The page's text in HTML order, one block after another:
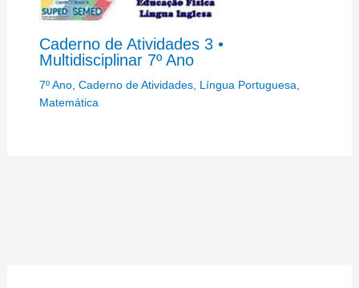
Caderno de Atividades 3 •
Multidisciplinar 7º Ano
7º Ano, Caderno de Atividades, Língua Portuguesa
Matemática